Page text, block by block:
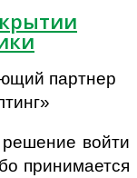
партнер
войти
принимается